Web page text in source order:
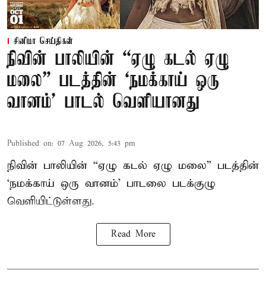
சினிமா செய்திகள்
நிவின் பாலியின் “ஏழு கடல் ஏழு
மலை” படத்தின் ‘நமக்காய் ஒரு
வானம்’ பாடல் வெளியானது
Published on: 07 Aug 2026, 5:43 pm
நிவின் பாலியின் “ஏழு கடல் ஏழு மலை” படத்தின்
‘நமக்காய் ஒரு வானம்’ பாடலை படக்குழு
வெளியிட்டுள்ளது.
Read More